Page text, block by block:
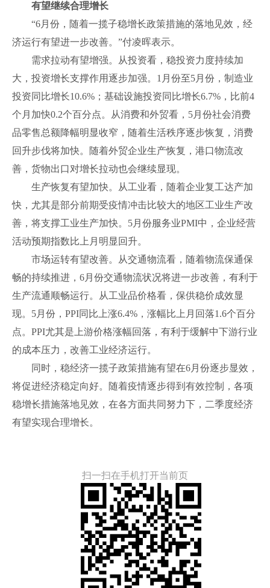
有望继续合理增长
“6月份，随着一揽子稳增长政策措施的落地见效，经
济运行有望进一步改善。”付凌晖表示。
需求拉动有望增强。从投资看，稳投资力度持续加
大，投资增长支撑作用逐步加强。1月份至5月份，制造业
投资同比增长10.6%；基础设施投资同比增长6.7%，比前4
个月加快0.2个百分点。从消费和外贸看，5月份社会消费
品零售总额降幅明显收窄，随着生活秩序逐步恢复，消费
回升步伐将加快。随着外贸企业生产恢复，港口物流改
善，货物出口对增长拉动也会继续显现。
生产恢复有望加快。从工业看，随着企业复工达产加
快，尤其是部分前期受疫情冲击比较大的地区工业生产改
善，将支撑工业生产加快。5月份服务业PMI中，企业经营
活动预期指数比上月明显回升。
市场运转有望改善。从交通物流看，随着物流保通保
畅的持续推进，6月份交通物流状况将进一步改善，有利于
生产流通顺畅运行。从工业品价格看，保供稳价成效显
现。5月份，PPI同比上涨6.4%，涨幅比上月回落1.6个百分
点。PPI尤其是上游价格涨幅回落，有利于缓解中下游行业
的成本压力，改善工业经济运行。
同时，稳经济一揽子政策措施有望在6月份逐步显效，
将促进经济稳定向好。随着疫情逐步得到有效控制，各项
稳增长措施落地见效，在各方面共同努力下，二季度经济
有望实现合理增长。
扫一扫在手机打开当前页